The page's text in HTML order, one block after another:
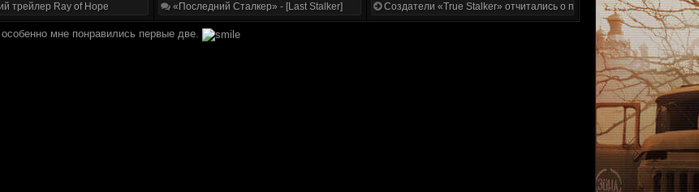
трейлер Ray of Hope
«Последний Сталкер» - [Last Stalker]
Создатели «True Stalker» отчитались о проделанной работе
мне понравились первые две.